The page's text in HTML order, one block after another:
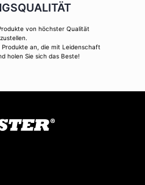
von höchster Qualität
Produkte an, die mit Leidenschaft
holen Sie sich das Beste!